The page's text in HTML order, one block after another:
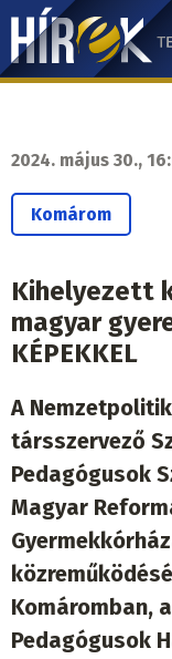
Ugrás
tartalomra
Hírek.sk
navigáció
2024. május 30.,
Komárom
Kihelyezett
magyar
KÉPEKKEL
A
társszervező
Pedagógusok
Magyar
Komáromban,
Pedagógusok